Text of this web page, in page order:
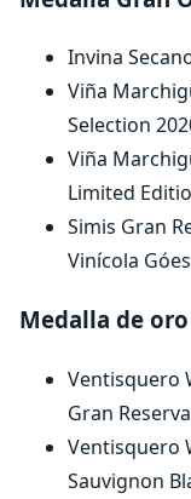
Invina
Viña
Selection
Viña
Limited
Simis Gran
Vinícola
Medalla de oro
Ventisquero
Gran
Ventisquero
Sauvignon